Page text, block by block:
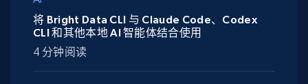
将 Bright Data CLI 与 Claude Code、Codex
CLI 和其他本地 AI 智能体结合使用
4 分钟阅读